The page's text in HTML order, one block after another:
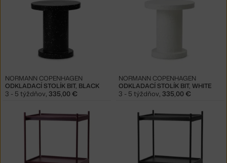
ODKLADACÍ STOLÍK BIT, BLACK
NORMANN COPENHAGEN
3 - 5 týždňov 335,00 €
ODKLADACÍ STOLÍK BIT, WHITE
NORMANN COPENHAGEN
3 - 5 týždňov 335,00 €